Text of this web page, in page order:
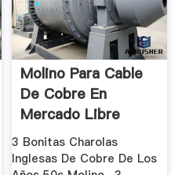
Molino Para Cable
De Cobre En
Mercado Libre
México
3 Bonitas Charolas
Inglesas De Cobre De Los